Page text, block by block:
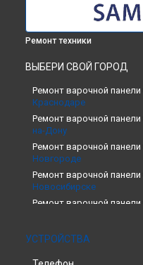
Ремонт техники
ВЫБЕРИ СВОЙ ГОРОД
Ремонт варочной панели
Краснодаре
Ремонт варочной панели
на-Дону
Ремонт варочной панели
Новгороде
Ремонт варочной панели
Новосибирске
Ремонт варочной панели
Ремонт варочной панели
Екатеринбурге
Ремонт варочной панели
УСТРОЙСТВА